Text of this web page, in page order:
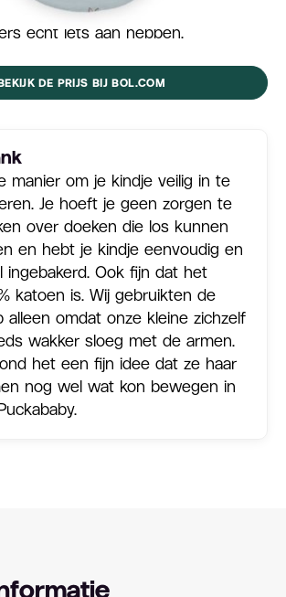
en praktisch kraamcadeau waar
echt iets aan hebben.
DE PRIJS BIJ BOL.COM
manier om je kindje veilig in te
Je hoeft je geen zorgen te
over doeken die los kunnen
en hebt je kindje eenvoudig en
ingebakerd. Ook fijn dat het
katoen is. Wij gebruikten de
alleen omdat onze kleine zichzelf
wakker sloeg met de armen.
het een fijn idee dat ze haar
nog wel wat kon bewegen in